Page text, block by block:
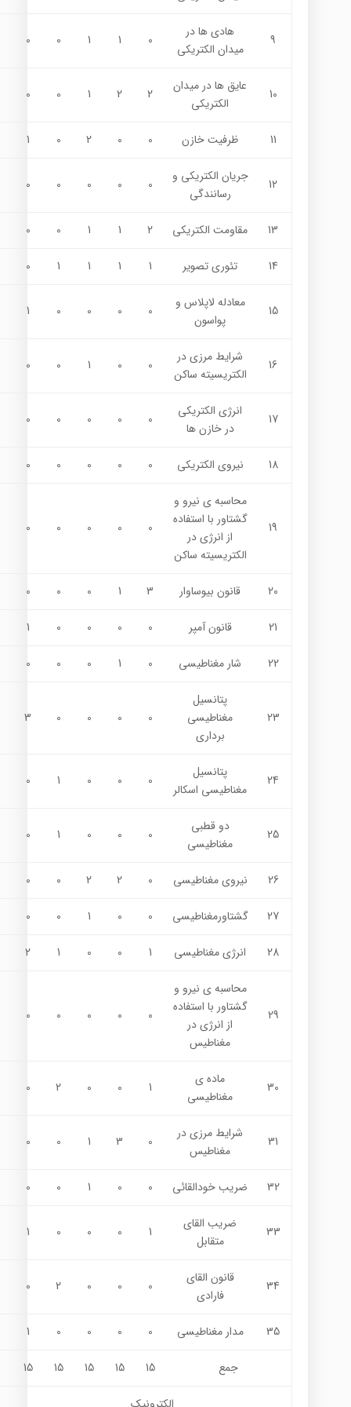
9
هادي ها در
ميدان الكتريكي
0
1
1
0
0
10
عايق ها در ميدان
الكتريكي
2
2
1
0
0
11 ظرفيت خازن 0
0
2
0
1
12
جريان الكتريكي و
رسانندگي
0
0
0
0
0
13 مقاومت الكتريكي 2
1
1
0
0
14 تئوري تصوير 1
1
1
1
0
15
معادله لاپلاس و
پواسون
0
0
0
0
1
16
شرايط مرزي در
الكتريسيته ساكن
0
0
1
0
0
17
انرژي الكتريكي
در خازن ها
0
0
0
0
0
18 نيروي الكتريكي 0
0
0
0
0
19
محاسبه ي نيرو و
گشتاور با استفاده
از انرژي در
الكتريسيته ساكن
0
0
0
0
0
20 قانون بيوساوار 3
1
0
0
0
21 قانون آمپر 0
0
0
0
1
22 شار مغناطيسي 0
1
0
0
0
23
پتانسيل
مغناطيسي
برداري
0
0
0
0
3
24
پتانسيل
مغناطيسي اسكالر
0
0
0
1
0
25
دو قطبي
مغناطيسي
0
0
0
1
0
26 نيروي مغناطيسي 0
2
2
0
0
27 گشتاورمغناطيسي 0
0
1
0
0
28 انرژي مغناطيسي 1
0
0
1
2
29
محاسبه ي نيرو و
گشتاور با استفاده
از انرژي در
مغناطيس
0
0
0
0
0
30
ماده ي
مغناطيسي
1
0
0
2
0
31
شرايط مرزي در
مغناطيس
0
3
1
0
0
32 ضريب خودالقائي 0
0
1
0
0
33
ضريب القاي
متقابل
1
0
0
0
1
34
قانون القاي
فارادي
0
0
0
2
0
35 مدار مغناطيسي 0
0
0
0
1
جمع 15
15
15
15
15